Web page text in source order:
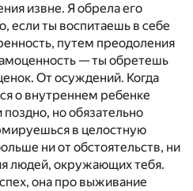
извне. Я обрела его
если ты воспитаешь в себе
путем преодоления
— ты обретешь
От осуждений. Когда
о внутреннем ребенке
но обязательно
в целостную
ни от обстоятельств, ни
людей, окружающих тебя.
она про выживание